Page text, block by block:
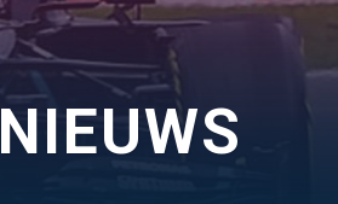
NIEUWS